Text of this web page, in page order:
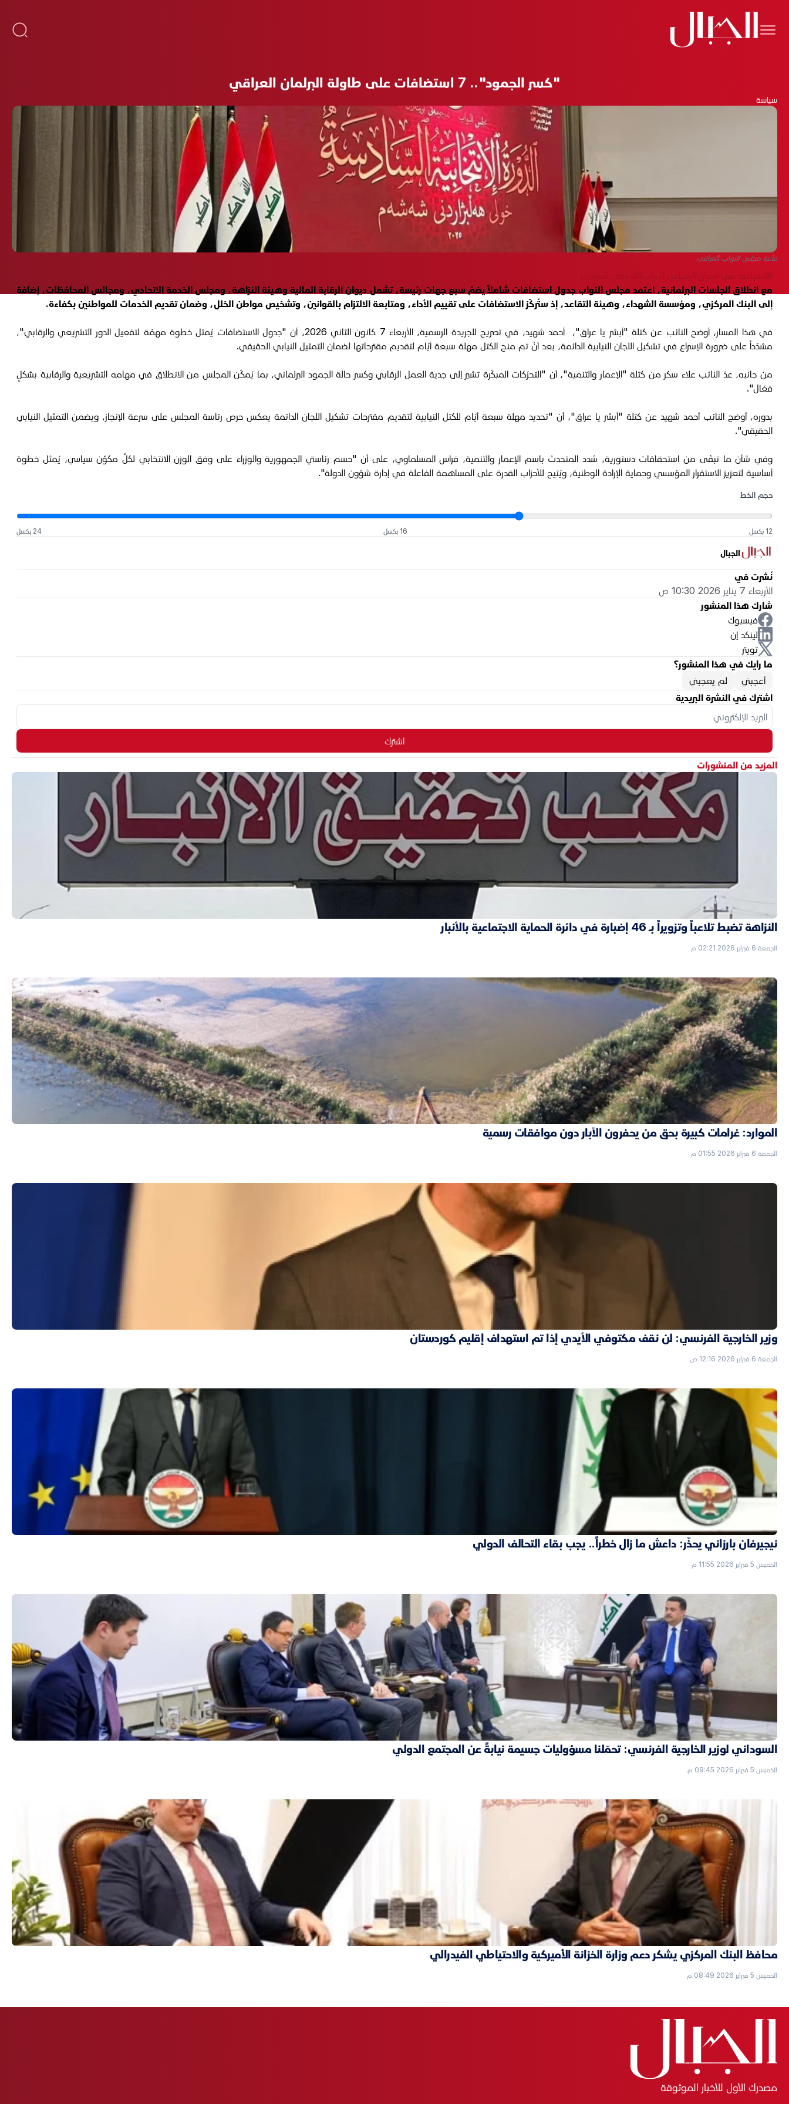
"كسر الجمود".. 7 استضافات على طاولة البرلمان العراقي
سياسة
قاعة مجلس النواب العراقي
#السياسة في العراق#مجلس النواب#البرلمان العراقي
مع انطلاق الجلسات البرلمانية، اعتمد مجلس النواب جدول استضافات شاملاً يضمّ سبع جهات رئيسة، تشمل ديوان الرقابة المالية وهيئة النزاهة، ومجلس الخدمة الاتحادي، ومجالس المحافظات، إضافة
إلى البنك المركزي، ومؤسسة الشهداء، وهيئة التقاعد، إذ ستُركّز الاستضافات على تقييم الأداء، ومتابعة الالتزام بالقوانين، وتشخيص مواطن الخلل، وضمان تقديم الخدمات للمواطنين بكفاءة.
في هذا المسار، أوضح النائب عن كتلة "أبشر يا عراق"، أحمد شهيد، في تصريح للجريدة الرسمية، الأربعاء 7 كانون الثاني 2026، أن "جدول الاستضافات يُمثل خطوة مهمّة لتفعيل الدور التشريعي والرقابي"،
مشدّداً على ضرورة الإسراع في تشكيل اللجان النيابية الدائمة، بعد أنْ تم منح الكتل مهلة سبعة أيّام لتقديم مقترحاتها لضمان التمثيل النيابي الحقيقي.
من جانبه، عدّ النائب علاء سكر من كتلة "الإعمار والتنمية"، أن "التحرّكات المبكّرة تشير إلى جدية العمل الرقابي وكسر حالة الجمود البرلماني، بما يُمكّن المجلس من الانطلاق في مهامه التشريعية والرقابية بشكلٍ
فعّال".
بدوره، أوضح النائب أحمد شهيد عن كتلة "أبشر يا عراق"، أن "تحديد مهلة سبعة أيّام للكتل النيابية لتقديم مقترحات تشكيل اللجان الدائمة يعكس حرص رئاسة المجلس على سرعة الإنجاز، ويضمن التمثيل النيابي
الحقيقي".
وفي شأن ما تبقّى من استحقاقات دستورية، شدد المتحدث باسم الإعمار والتنمية، فراس المسلماوي، على أن "حسم رئاستي الجمهورية والوزراء على وفق الوزن الانتخابي لكلِّ مكوِّن سياسي، يُمثل خطوة
أساسية لتعزيز الاستقرار المؤسسي وحماية الإرادة الوطنية، ويُتيح للأحزاب القدرة على المساهمة الفاعلة في إدارة شؤون الدولة".
حجم الخط
12 بكسل 16 بكسل 24 بكسل
الجبال
نُشرت في
الأربعاء 7 يناير 2026 10:30 ص
شارك هذا المنشور
فيسبوك
لينكد إن
تويتر
ما رأيك في هذا المنشور؟
أعجبني
لم يعجبني
اشترك في النشرة البريدية
اشترك
المزيد من المنشورات
النزاهة تضبط تلاعباً وتزويراً بـ 46 إضبارة في دائرة الحماية الاجتماعية بالأنبار
الجمعة 6 فبراير 2026 02:21 م
الموارد: غرامات كبيرة بحق من يحفرون الآبار دون موافقات رسمية
الجمعة 6 فبراير 2026 01:55 م
وزير الخارجية الفرنسي: لن نقف مكتوفي الأيدي إذا تم استهداف إقليم كوردستان
الجمعة 6 فبراير 2026 12:16 ص
نيجيرفان بارزاني يحذّر: داعش ما زال خطراً.. يجب بقاء التحالف الدولي
الخميس 5 فبراير 2026 11:55 م
السوداني لوزير الخارجية الفرنسي: تحمّلنا مسؤوليات جسيمة نيابةً عن المجتمع الدولي
الخميس 5 فبراير 2026 09:45 م
محافظ البنك المركزي يشكر دعم وزارة الخزانة الأميركية والاحتياطي الفيدرالي
الخميس 5 فبراير 2026 08:49 م
مصدرك الأول للأخبار الموثوقة